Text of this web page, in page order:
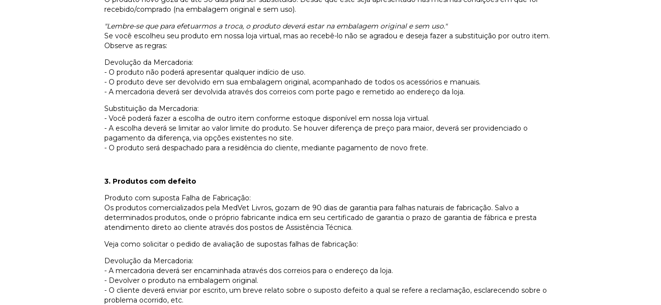
recebido/comprado (na embalagem original e sem uso).
"Lembre-se que para efetuarmos a troca, o produto deverá estar na embalagem original e sem uso."
Se você escolheu seu produto em nossa loja virtual, mas ao recebê-lo não se agradou e deseja fazer a substituição por outro item.
Observe as regras:
Devolução da Mercadoria:
- O produto não poderá apresentar qualquer indício de uso.
- O produto deve ser devolvido em sua embalagem original, acompanhado de todos os acessórios e manuais.
- A mercadoria deverá ser devolvida através dos correios com porte pago e remetido ao endereço da loja.
Substituição da Mercadoria:
- Você poderá fazer a escolha de outro item conforme estoque disponível em nossa loja virtual.
- A escolha deverá se limitar ao valor limite do produto. Se houver diferença de preço para maior, deverá ser providenciado o
pagamento da diferença, via opções existentes no site.
- O produto será despachado para a residência do cliente, mediante pagamento de novo frete.
3. Produtos com defeito
Produto com suposta Falha de Fabricação:
Os produtos comercializados pela MedVet Livros, gozam de 90 dias de garantia para falhas naturais de fabricação. Salvo a
determinados produtos, onde o próprio fabricante indica em seu certificado de garantia o prazo de garantia de fábrica e presta
atendimento direto ao cliente através dos postos de Assistência Técnica.
Veja como solicitar o pedido de avaliação de supostas falhas de fabricação:
Devolução da Mercadoria:
- A mercadoria deverá ser encaminhada através dos correios para o endereço da loja.
- Devolver o produto na embalagem original.
- O cliente deverá enviar por escrito, um breve relato sobre o suposto defeito a qual se refere a reclamação, esclarecendo sobre o
problema ocorrido, etc.